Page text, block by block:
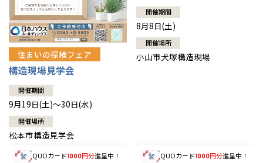
住まいの探検フェア
構造現場見学会
開催期間
9月19日(土)～30日(水)
開催場所
松本市構造見学会
QUOカード1000円分進呈中！
開催期間
8月8日(土)
開催場所
小山市犬塚構造現場
QUOカード1000円分進呈中！